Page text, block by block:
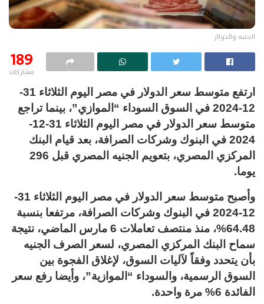
الجنيه والدولار
189
مشاركات
ارتفع متوسط سعر الدولار في مصر اليوم الثلاثاء 31-
12-2024 في السوق السوداء “الموازي”، بينما تراجع
متوسط سعر الدولار في مصر اليوم الثلاثاء 31-12-
2024 في البنوك وشركات الصرافة، بعد قيام البنك
المركزي المصري، بتعويم الجنيه المصري قبل 296
يوما.
وأصبح متوسط سعر الدولار في مصر اليوم الثلاثاء 31-
12-2024 في البنوك وشركات الصرافة، مرتفعا بنسبة
64.48%، منذ منتصف تعاملات 6 مارس الماضي، نتيجة
سماح البنك المركزي المصري، لسعر الصرف الجنيه
بأن يتحدد وفقاً لآليات السوق، لإغلاق الفجوة بين
السوق الرسمية، والسوداء “الموازية”، وأيضا رفع سعر
الفائدة 6% مرة واحدة.